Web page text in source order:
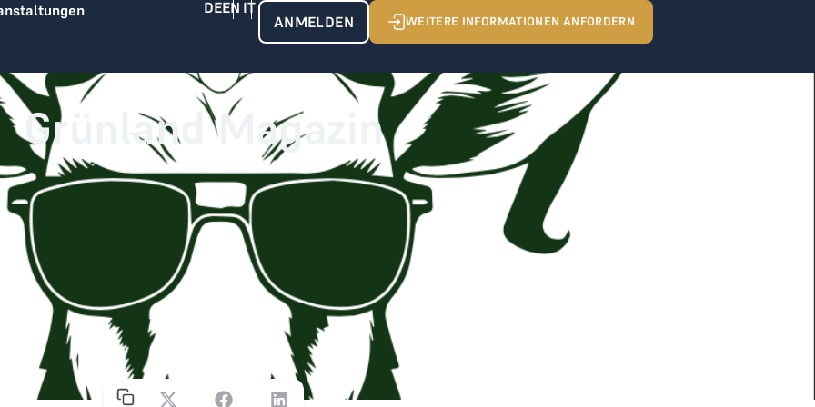
ANMELDEN WEITERE INFORMATIONEN ANFORDERN
Grünland Magazin